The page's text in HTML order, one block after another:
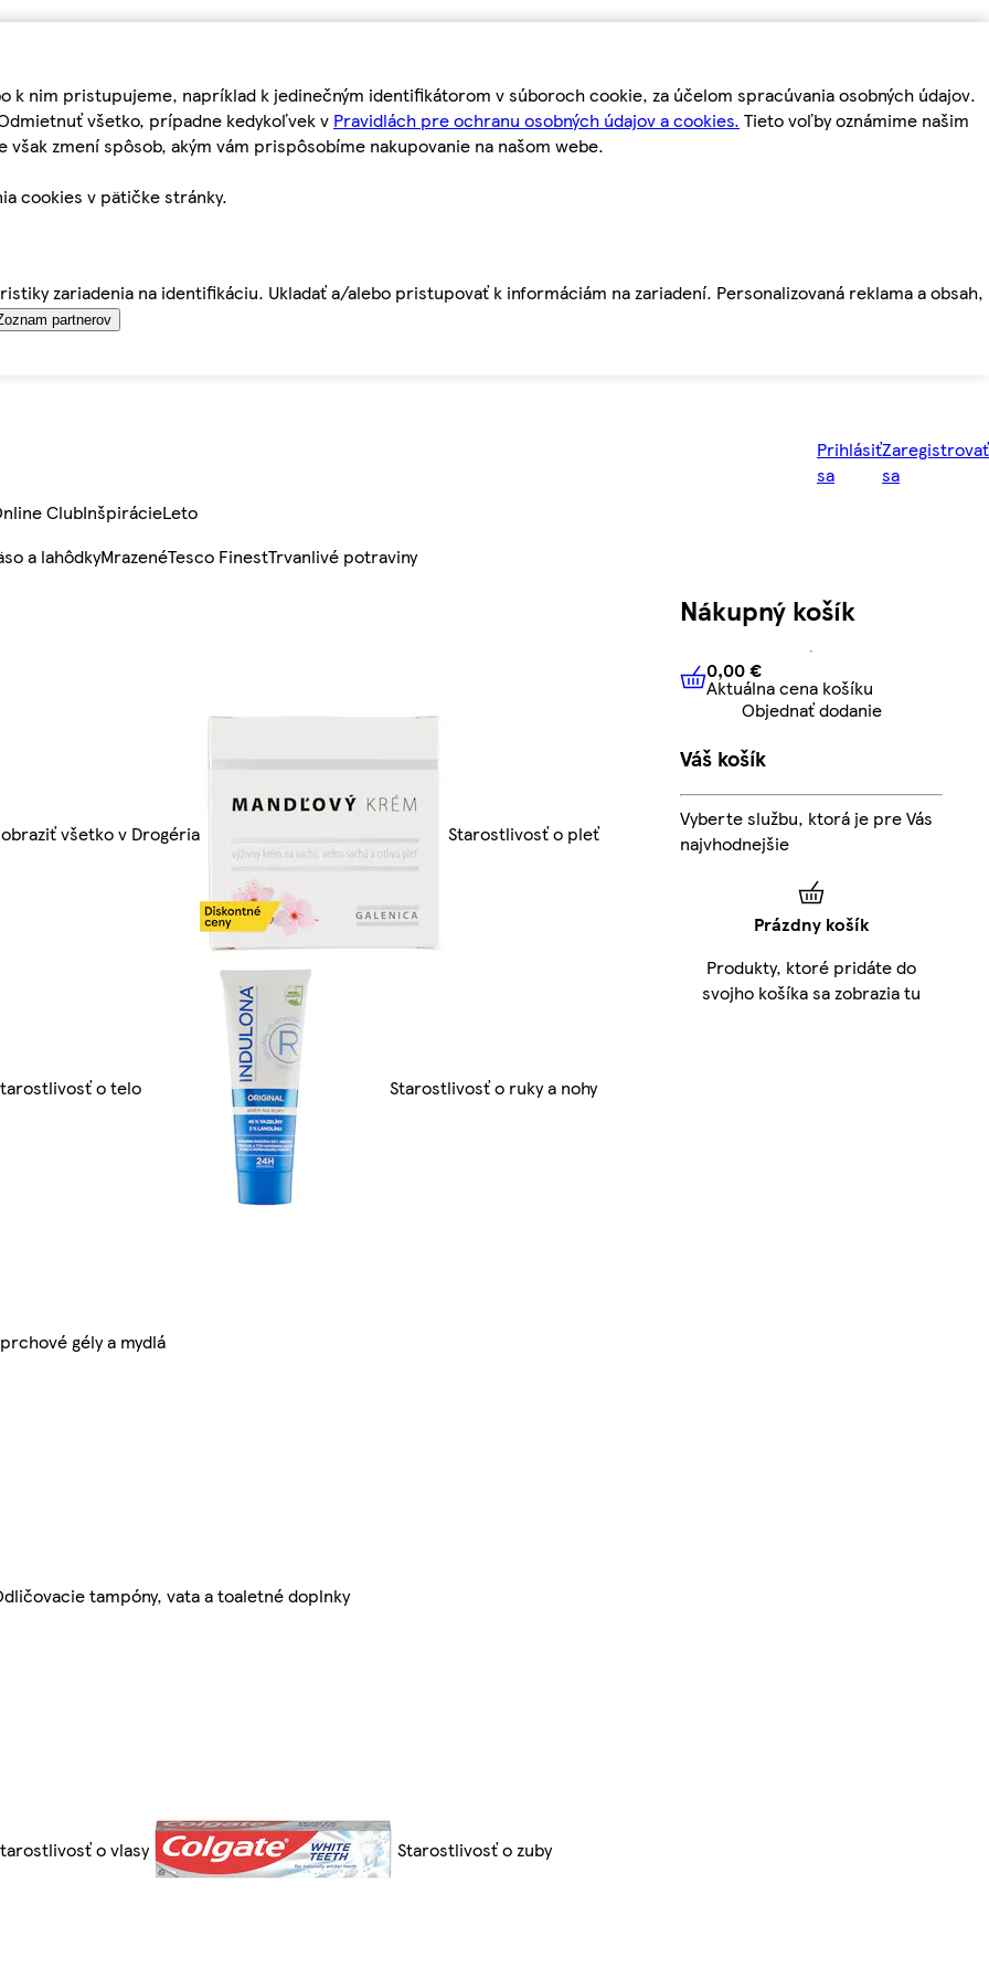
k nim pristupujeme, napríklad k jedinečným identifikátorom v súboroch cookie, za účelom spracúvania osobných údajov.
všetko, prípadne kedykoľvek v Pravidlách pre ochranu osobných údajov a cookies. Tieto voľby oznámime našim
zmení spôsob, akým vám prispôsobíme nakupovanie na našom webe.
cookies v pätičke stránky.
zariadenia na identifikáciu. Ukladať a/alebo pristupovať k informáciám na zariadení. Personalizovaná reklama a obsah,
partnerov
Prihlásiť
sa
Zaregistrovať
sa
ClubInšpirácieLeto
a lahôdkyMrazenéTesco FinestTrvanlivé potraviny
všetko v Drogéria Starostlivosť o pleť
o telo Starostlivosť o ruky a nohy
gély a mydlá
tampóny, vata a toaletné doplnky
o vlasy Starostlivosť o zuby
Nákupný košík
0,00 € Aktuálna cena košíku
0,00 €
Aktuálna cena košíku
Objednať dodanie
Váš košík
Vyberte službu, ktorá je pre Vás
najvhodnejšie
Prázdny košík
Produkty, ktoré pridáte do
svojho košíka sa zobrazia tu